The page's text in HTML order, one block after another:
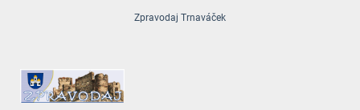
Zpravodaj Trnaváček